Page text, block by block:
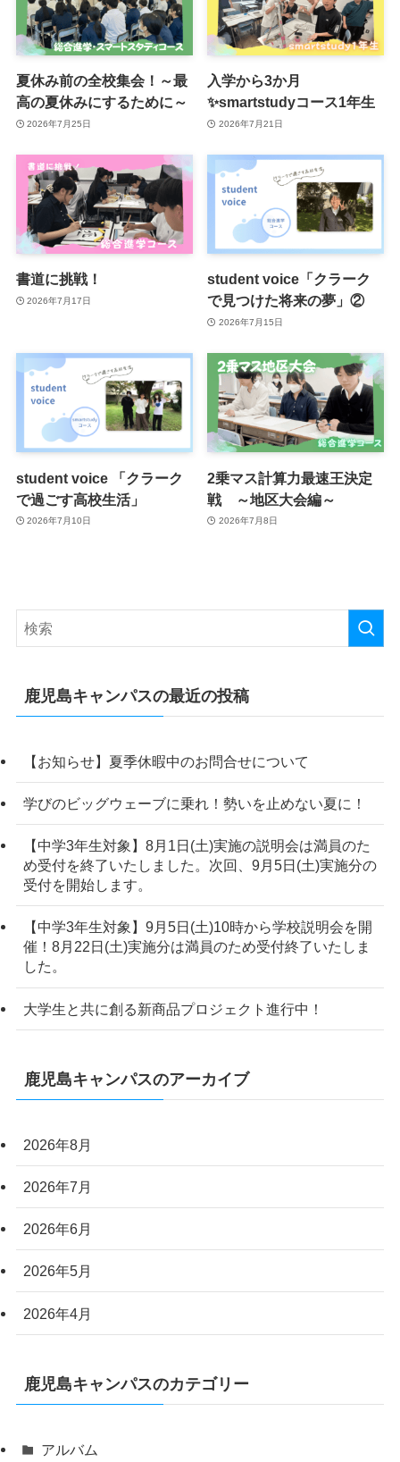
夏休み前の全校集会！～最
高の夏休みにするために～
2026年7月25日
入学から3か月
✨smartstudyコース1年生
2026年7月21日
書道に挑戦！
2026年7月17日
student voice「クラーク
で見つけた将来の夢」②
2026年7月15日
student voice 「クラーク
で過ごす高校生活」
2026年7月10日
2乗マス計算力最速王決定
戦 ～地区大会編～
2026年7月8日
鹿児島キャンパスの最近の投稿
【お知らせ】夏季休暇中のお問合せについて
学びのビッグウェーブに乗れ！勢いを止めない夏に！
【中学3年生対象】8月1日(土)実施の説明会は満員のた
め受付を終了いたしました。次回、9月5日(土)実施分の
受付を開始します。
【中学3年生対象】9月5日(土)10時から学校説明会を開
催！8月22日(土)実施分は満員のため受付終了いたしま
した。
大学生と共に創る新商品プロジェクト進行中！
鹿児島キャンパスのアーカイブ
2026年8月
2026年7月
2026年6月
2026年5月
2026年4月
鹿児島キャンパスのカテゴリー
アルバム